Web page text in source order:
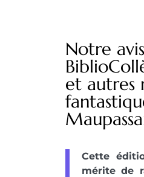
Notre
et autres
Cette
mérite de